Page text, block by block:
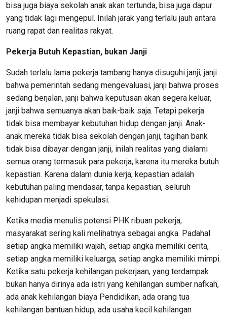
bisa juga biaya sekolah anak akan tertunda, bisa juga dapur
yang tidak lagi mengepul. Inilah jarak yang terlalu jauh antara
ruang rapat dan realitas rakyat.
Pekerja Butuh Kepastian, bukan Janji
Sudah terlalu lama pekerja tambang hanya disuguhi janji, janji
bahwa pemerintah sedang mengevaluasi, janji bahwa proses
sedang berjalan, janji bahwa keputusan akan segera keluar,
janji bahwa semuanya akan baik-baik saja. Tetapi pekerja
tidak bisa membayar kebutuhan hidup dengan janji. Anak-
anak mereka tidak bisa sekolah dengan janji, tagihan bank
tidak bisa dibayar dengan janji, inilah realitas yang dialami
semua orang termasuk para pekerja, karena itu mereka butuh
kepastian. Karena dalam dunia kerja, kepastian adalah
kebutuhan paling mendasar, tanpa kepastian, seluruh
kehidupan menjadi spekulasi.
Ketika media menulis potensi PHK ribuan pekerja,
masyarakat sering kali melihatnya sebagai angka. Padahal
setiap angka memiliki wajah, setiap angka memiliki cerita,
setiap angka memiliki keluarga, setiap angka memiliki mimpi.
Ketika satu pekerja kehilangan pekerjaan, yang terdampak
bukan hanya dirinya ada istri yang kehilangan sumber nafkah,
ada anak kehilangan biaya Pendidikan, ada orang tua
kehilangan bantuan hidup, ada usaha kecil kehilangan